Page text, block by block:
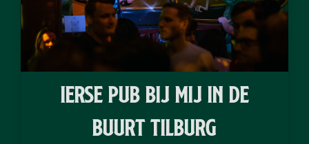
ierse pub bij mij in de
buurt Tilburg